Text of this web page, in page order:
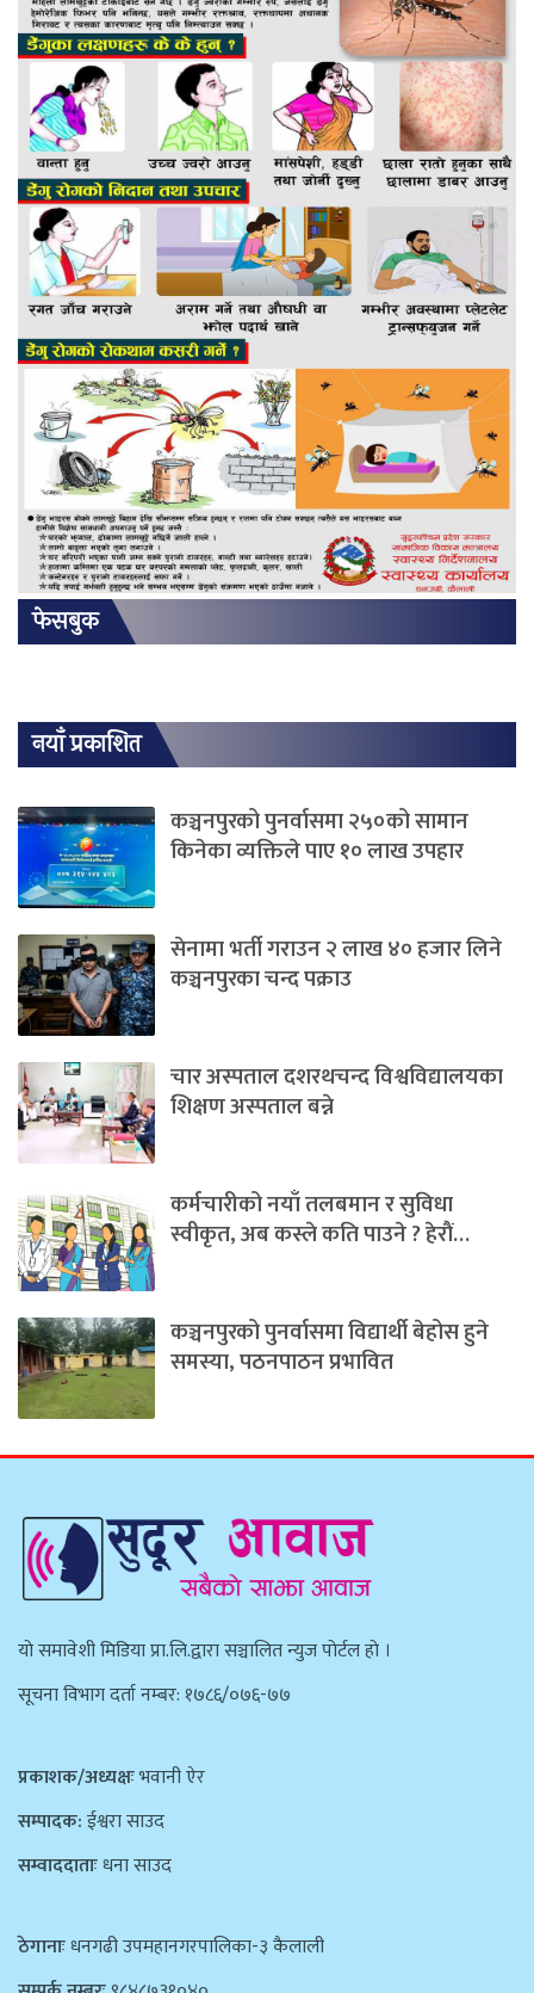
फेसबुक
नयाँ प्रकाशित
कञ्चनपुरको पुनर्वासमा २५०को सामान
किनेका व्यक्तिले पाए १० लाख उपहार
सेनामा भर्ती गराउन २ लाख ४० हजार लिने
कञ्चनपुरका चन्द पक्राउ
चार अस्पताल दशरथचन्द विश्वविद्यालयका
शिक्षण अस्पताल बन्ने
कर्मचारीको नयाँ तलबमान र सुविधा
स्वीकृत, अब कस्ले कति पाउने ? हेराैं…
कञ्चनपुरको पुनर्वासमा विद्यार्थी बेहोस हुने
समस्या, पठनपाठन प्रभावित
याे समावेशी मिडिया प्रा.लि.द्वारा सञ्चालित न्युज पाेर्टल हाे ।
सूचना विभाग दर्ता नम्बर: १७८६/०७६-७७
प्रकाशक/अध्यक्षःभवानी ऐर
सम्पादक:ईश्वरा साउद
सम्वाददाताःधना साउद
ठेगानाःधनगढी उपमहानगरपालिका-३ कैलाली